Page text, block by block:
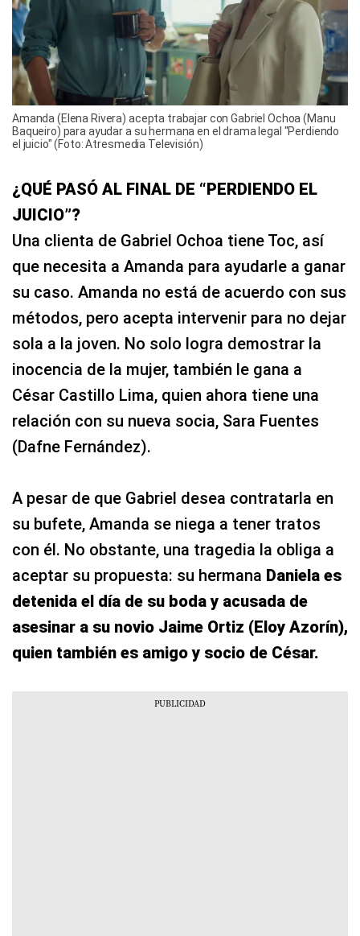
Amanda (Elena Rivera) acepta trabajar con Gabriel Ochoa (Manu
Baqueiro) para ayudar a su hermana en el drama legal "Perdiendo
el juicio" (Foto: Atresmedia Televisión)
¿QUÉ PASÓ AL FINAL DE “PERDIENDO EL
JUICIO”?
Una clienta de Gabriel Ochoa tiene Toc, así
que necesita a Amanda para ayudarle a ganar
su caso. Amanda no está de acuerdo con sus
métodos, pero acepta intervenir para no dejar
sola a la joven. No solo logra demostrar la
inocencia de la mujer, también le gana a
César Castillo Lima, quien ahora tiene una
relación con su nueva socia, Sara Fuentes
(Dafne Fernández).
A pesar de que Gabriel desea contratarla en
su bufete, Amanda se niega a tener tratos
con él. No obstante, una tragedia la obliga a
aceptar su propuesta: su hermana Daniela es
detenida el día de su boda y acusada de
asesinar a su novio Jaime Ortiz (Eloy Azorín),
quien también es amigo y socio de César.